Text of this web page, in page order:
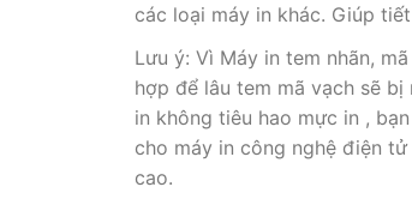
các loại máy in khác. Giúp
Lưu ý: Vì Máy in tem nhãn,
hợp để lâu tem mã vạch sẽ
in không tiêu hao mực in ,
cho máy in công nghệ điện
cao.